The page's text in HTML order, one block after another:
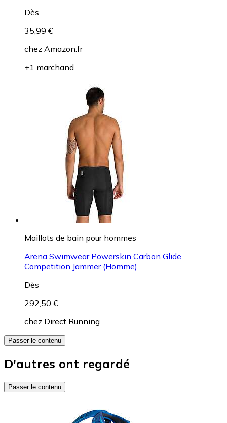
Dès
35,99 €
chez Amazon.fr
+1 marchand
Maillots de bain pour hommes
Arena Swimwear Powerskin Carbon Glide
Competition Jammer (Homme)
Dès
292,50 €
chez Direct Running
Passer le contenu
D'autres ont regardé
Passer le contenu